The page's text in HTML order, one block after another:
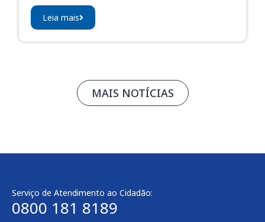
Leia mais
MAIS NOTÍCIAS
Serviço de Atendimento ao Cidadão:
0800 181 8189